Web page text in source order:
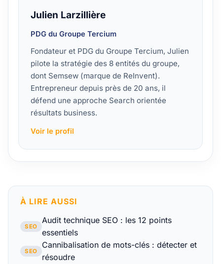
Julien Larzillière
PDG du Groupe Tercium
Fondateur et PDG du Groupe Tercium, Julien
pilote la stratégie des 8 entités du groupe,
dont Semsew (marque de ReInvent).
Entrepreneur depuis près de 20 ans, il
défend une approche Search orientée
résultats business.
Voir le profil
À LIRE AUSSI
SEO
Audit technique SEO : les 12 points
essentiels
SEO
Cannibalisation de mots-clés : détecter et
résoudre